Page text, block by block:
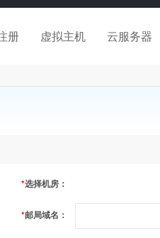
册 虚拟主机 云服务器
*选择机房：
*邮局域名：